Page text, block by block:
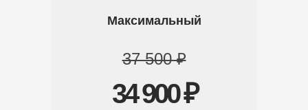
Максимальный
37 500 ₽
34 900 ₽